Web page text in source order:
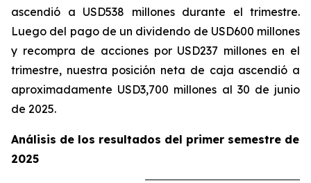
ascendió a USD538 millones durante el trimestre.
Luego del pago de un dividendo de USD600 millones
y recompra de acciones por USD237 millones en el
trimestre, nuestra posición neta de caja ascendió a
aproximadamente USD3,700 millones al 30 de junio
de 2025.
Análisis de los resultados del primer semestre de
2025